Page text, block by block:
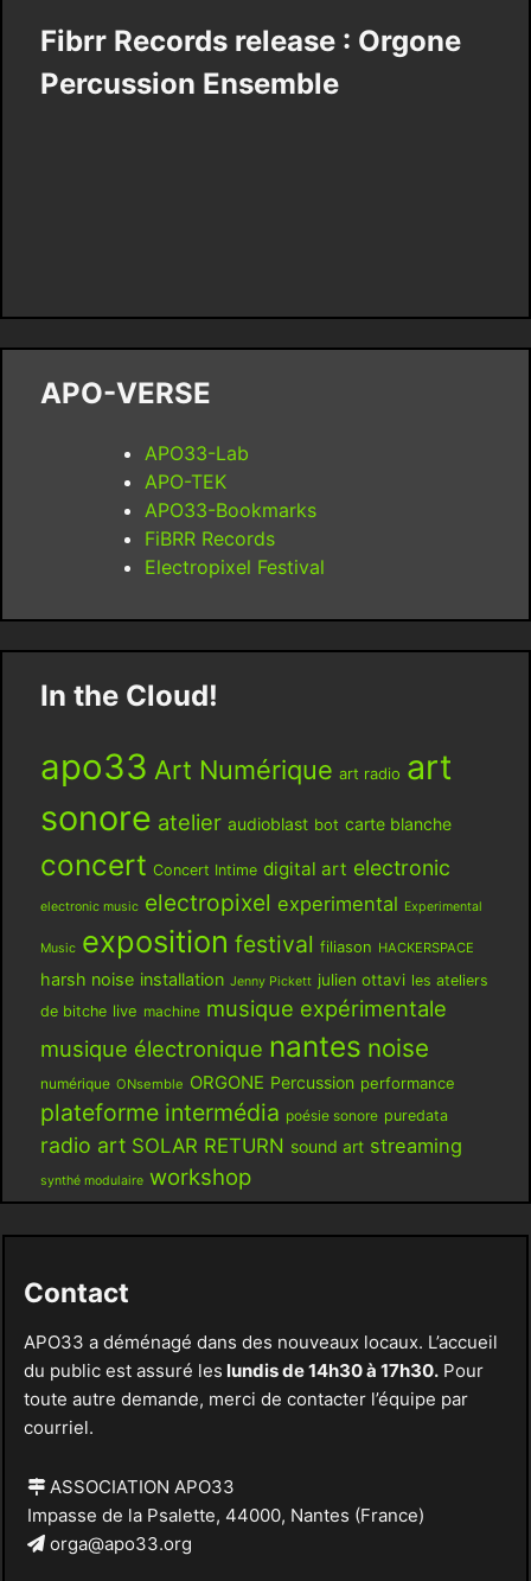
Fibrr Records release : Orgone
Percussion Ensemble
APO-VERSE
APO33-Lab
APO-TEK
APO33-Bookmarks
FiBRR Records
Electropixel Festival
In the Cloud!
apo33 Art Numérique art radio art
sonore atelier audioblast bot carte blanche
concert Concert Intime digital art electronic
electronic music electropixel experimental Experimental
Music exposition festival filiason HACKERSPACE
harsh noise installation Jenny Pickett julien ottavi les ateliers
de bitche live machine musique expérimentale
musique électronique nantes noise
numérique ONsemble ORGONE Percussion performance
plateforme intermédia poésie sonore puredata
radio art SOLAR RETURN sound art streaming
synthé modulaire workshop
Contact
APO33 a déménagé dans des nouveaux locaux. L’accueil
du public est assuré les lundis de 14h30 à 17h30.Pour
toute autre demande, merci de contacter l’équipe par
courriel.
ASSOCIATION APO33
Impasse de la Psalette, 44000, Nantes (France)
orga@apo33.org